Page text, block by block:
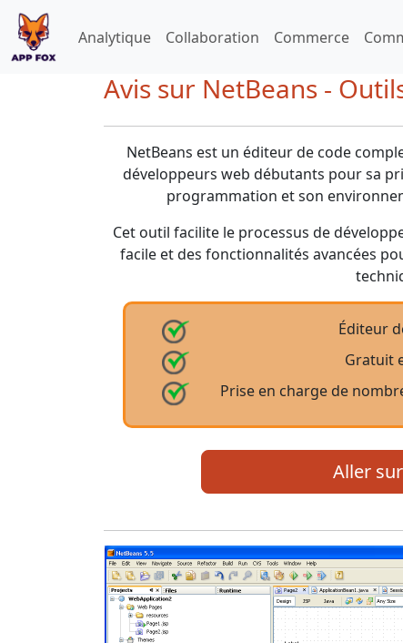
Analytique Collaboration Commerce
Avis sur NetBeans -
NetBeans est un éditeur de code
développeurs web débutants pour sa
programmation et son
Cet outil facilite le processus de
facile et des fonctionnalités avancées
Éditeur
Gratuit
Prise en charge de
Aller